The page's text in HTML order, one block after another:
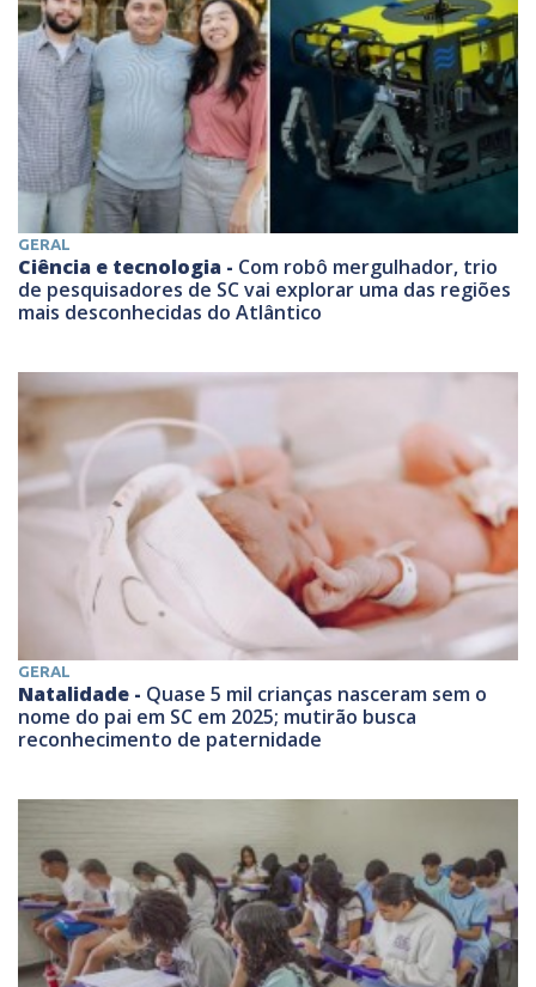
GERAL
Ciência e tecnologia - Com robô mergulhador, trio
de pesquisadores de SC vai explorar uma das regiões
mais desconhecidas do Atlântico
GERAL
Natalidade - Quase 5 mil crianças nasceram sem o
nome do pai em SC em 2025; mutirão busca
reconhecimento de paternidade